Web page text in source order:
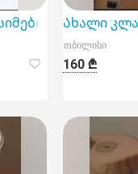
Ახალი
თბილისი
160 ₾